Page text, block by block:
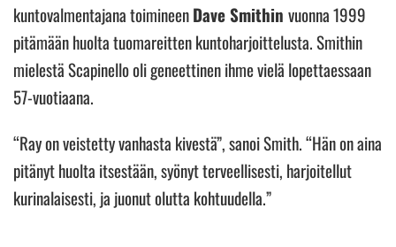
kuntovalmentajana toimineenDave Smithin vuonna 1999
pitämään huolta tuomareitten kuntoharjoittelusta. Smithin
mielestä Scapinello oli geneettinen ihme vielä lopettaessaan
57-vuotiaana.
“Ray on veistetty vanhasta kivestä”, sanoi Smith. “Hän on aina
pitänyt huolta itsestään, syönyt terveellisesti, harjoitellut
kurinalaisesti, ja juonut olutta kohtuudella.”